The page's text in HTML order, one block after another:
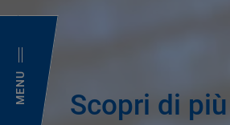
MENU
Scopri di